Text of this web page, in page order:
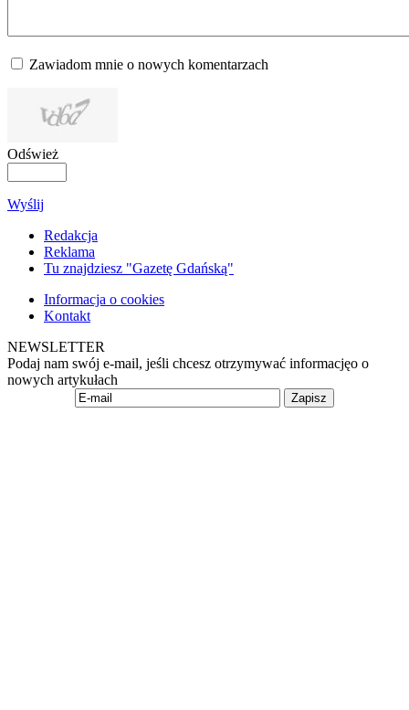
Zawiadom mnie o nowych komentarzach
Odśwież
Wyślij
Redakcja
Reklama
Tu znajdziesz "Gazetę Gdańską"
Informacja o cookies
Kontakt
NEWSLETTER
Podaj nam swój e-mail, jeśli chcesz otrzymywać informacjęo o
nowych artykułach
Zapisz